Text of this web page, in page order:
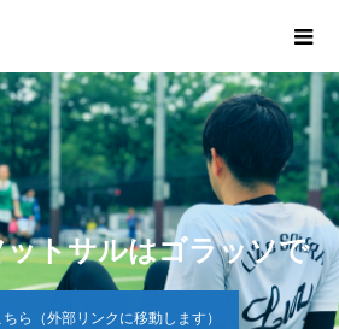
トサルはゴラッソで
ら（外部リンクに移動します）